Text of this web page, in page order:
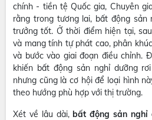
chính - tiền tệ Quốc gia, Chuyên
rằng trong tương lai, bất động sản
trưởng tốt. Ở thời điểm hiện tại,
và mang tính tự phát cao, phân
và bước vào giai đoạn điều chỉnh.
khiến bất động sản nghỉ dưỡng
nhưng cũng là cơ hội để loại hình
theo hướng phù hợp với thị trường.
Xét về lâu dài, bất động sản nghỉ